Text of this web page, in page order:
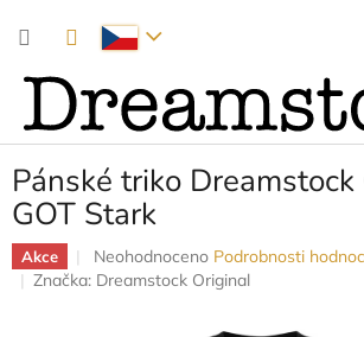
Pánské triko
GOT Stark
Akce
Průměrné
hodnocení
Neohodnoceno Podrobnosti
Značka: Dreamstock Original